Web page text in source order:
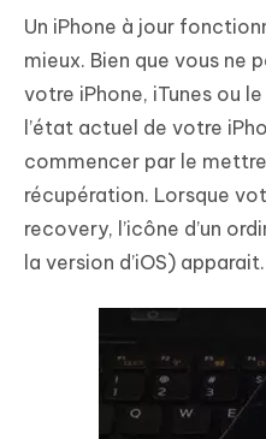
Un iPhone à jour
mieux. Bien que vous ne
votre iPhone, iTunes ou
l’état actuel de votre
commencer par le
récupération. Lorsque
recovery, l’icône d’un
la version d’iOS) apparait.